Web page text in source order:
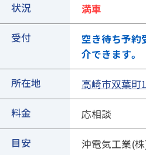
状況 満車
受付
空き待ち予約
介できます。
所在地 高崎市双葉町
料金 応相談
目安
沖電気工業(
②ページ中ほどの各種ボタ